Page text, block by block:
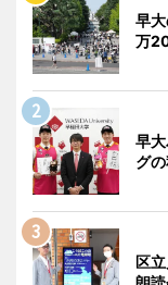
早
万
早
グ
区